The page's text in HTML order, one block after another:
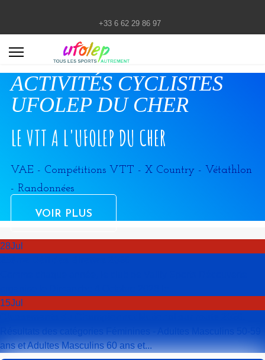
+33 6 62 29 86 97
ACTIVITÉS CYCLISTES
UFOLEP DU CHER
LE VTT A L'UFOLEP DU CHER
VAE - Compétitions VTT - X Country - Vétathlon
- Randonnées
VOIR PLUS
28Jul
15Jul
ans et Adultes Masculins 60 ans et...